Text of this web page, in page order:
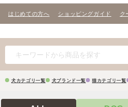
はじめての方へ ショッピングガイド ク
犬カテゴリ一覧 犬ブランド一覧 猫カテゴリ一覧